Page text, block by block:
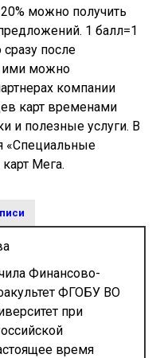
можно получить
1 балл=1
после
ими можно
компании
карт временами
и полезные услуги. В
«Специальные
Мега.
Финансово-
ФГОБУ ВО
при
время